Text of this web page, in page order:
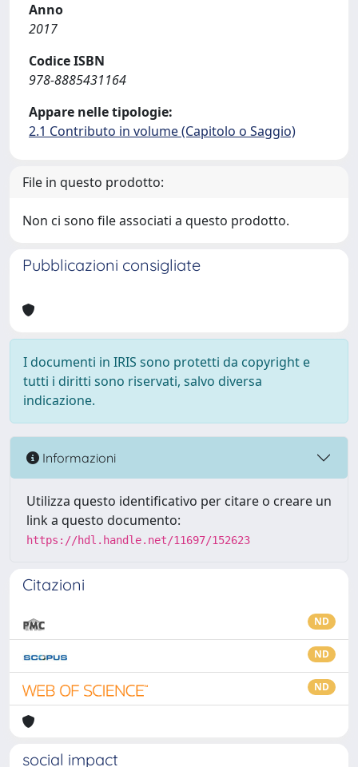
Anno
2017
Codice ISBN
978-8885431164
Appare nelle tipologie:
2.1 Contributo in volume (Capitolo o Saggio)
File in questo prodotto:
Non ci sono file associati a questo prodotto.
Pubblicazioni consigliate
I documenti in IRIS sono protetti da copyright e
tutti i diritti sono riservati, salvo diversa
indicazione.
Informazioni
Utilizza questo identificativo per citare o creare un
link a questo documento:
https://hdl.handle.net/11697/152623
Citazioni
ND
ND
ND
social impact